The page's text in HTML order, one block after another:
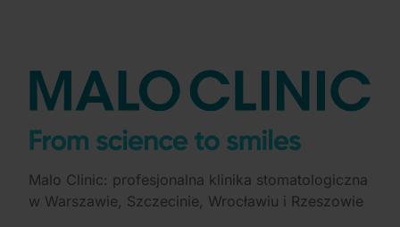
Malo Clinic: profesjonalna klinika stomatologiczna
w Warszawie, Szczecinie, Wrocławiu i Rzeszowie